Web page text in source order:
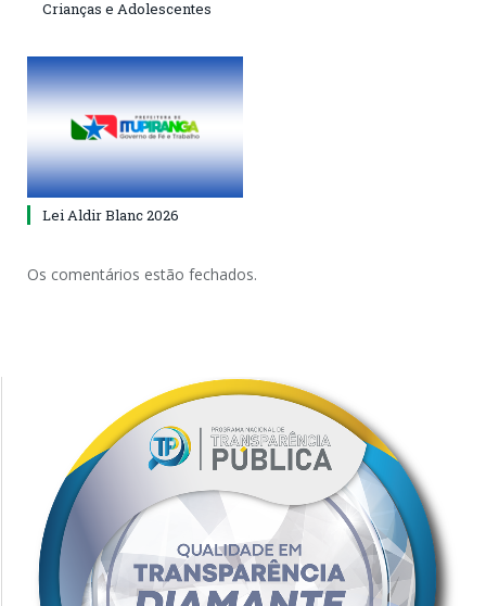
Crianças e Adolescentes
Lei Aldir Blanc 2026
Os comentários estão fechados.